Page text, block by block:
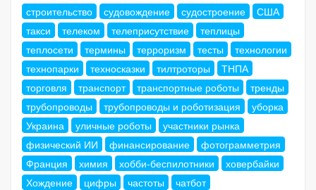
строительство
судовождение судостроение
США
такси
телеком телеприсутствие
теплицы
теплосети
термины терроризм тесты
технологии
технопарки
техносказки тилтроторы
ТНПА
торговля
транспорт транспортные роботы
тренды
трубопроводы
трубопроводы и роботизация
уборка
Украина
уличные роботы
участники рынка
физический ИИ
финансирование
фотограмметрия
Франция
химия хобби-беспилотники
ховербайки
Хождение
цифры частоты
чатбот